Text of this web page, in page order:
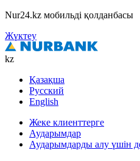
Nur24.kz мобильді қолданбасы
Жүктеу
kz
Қазақша
Русский
English
Жеке клиенттерге
Аударымдар
Аударымдарды алу үшін